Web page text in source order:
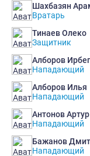
Шахбазян
Вратарь
Тинаев Олеко
Защитник
Алборов Ирбег
Нападающий
Алборов Илья
Нападающий
Антонов Артур
Нападающий
Бажанов
Нападающий